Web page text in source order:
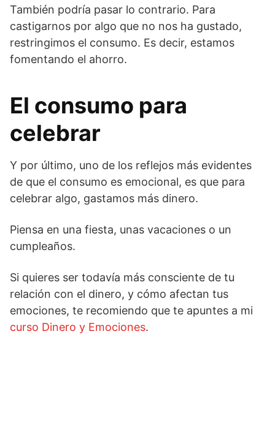
También podría pasar lo contrario. Para
castigarnos por algo que no nos ha gustado,
restringimos el consumo. Es decir, estamos
fomentando el ahorro.
El consumo para
celebrar
Y por último, uno de los reflejos más evidentes
de que el consumo es emocional, es que para
celebrar algo, gastamos más dinero.
Piensa en una fiesta, unas vacaciones o un
cumpleaños.
Si quieres ser todavía más consciente de tu
relación con el dinero, y cómo afectan tus
emociones, te recomiendo que te apuntes a mi
curso Dinero y Emociones.